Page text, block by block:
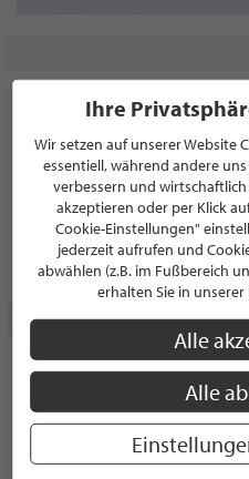
Ihre
Wir setzen auf unserer Website
essentiell, während andere
verbessern und
akzeptieren oder per Klick
Cookie-Einstellungen"
jederzeit aufrufen und
abwählen (z.B. im Fußbereich
erhalten Sie in
Alle
Alle